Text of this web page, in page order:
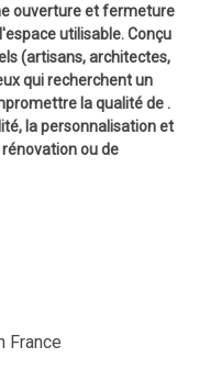
ouverture et fermeture
utilisable. Conçu
(artisans, architectes,
qui recherchent un
la qualité de .
la personnalisation et
ou de
France